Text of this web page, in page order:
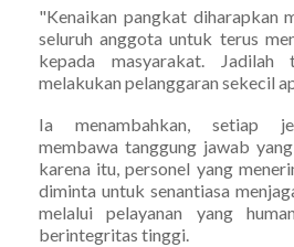
"Kenaikan pangkat diharapkan
seluruh anggota untuk terus
kepada masyarakat. Jadilah
melakukan pelanggaran sekecil
Ia menambahkan, setiap
membawa tanggung jawab
karena itu, personel yang
diminta untuk senantiasa
melalui pelayanan yang
berintegritas tinggi.